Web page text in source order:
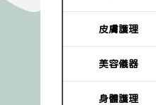
皮膚護理
美容儀器
身體護理